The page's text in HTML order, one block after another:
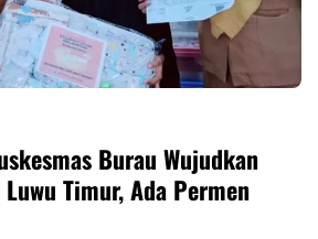
Burau Wujudkan
Timur, Ada Permen